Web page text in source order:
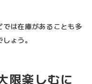
は在庫があることも多
ょう。
限楽しむに